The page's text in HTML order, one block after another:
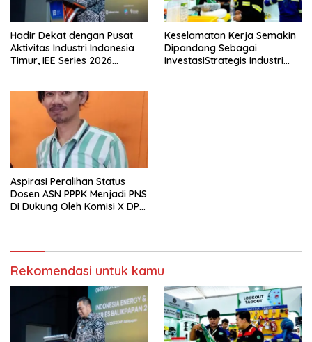
Hadir Dekat dengan Pusat
Aktivitas Industri Indonesia
Timur, IEE Series 2026
Keselamatan Kerja Semakin
Dipandang Sebagai
InvestasiStrategis Industri
Aspirasi Peralihan Status
Dosen ASN PPPK Menjadi PNS
Di Dukung Oleh Komisi X DPR
Rekomendasi untuk kamu